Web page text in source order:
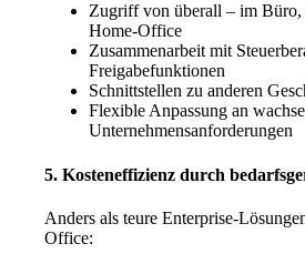
Zugriff von überall – im Büro,
Home-Office
Zusammenarbeit mit
Freigabefunktionen
Schnittstellen zu anderen
Flexible Anpassung an
Unternehmensanforderungen
5. Kosteneffizienz durch
Anders als teure Enterprise-
Office: